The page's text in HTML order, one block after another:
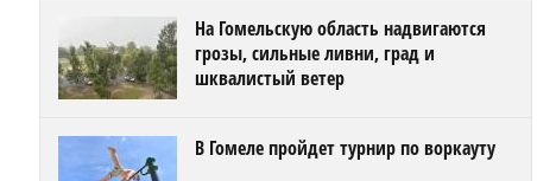
На Гомельскую область надвигаются
грозы, сильные ливни, град и
шквалистый ветер
В Гомеле пройдет турнир по воркауту